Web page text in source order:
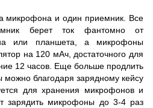
микрофона и один приемник. Все
берет ток фантомно от
или планшета, а микрофоны
на 120 мАч, достаточного для
12 часов. Еще больше продлить
можно благодаря зарядному кейсу
для хранения микрофонов и
зарядить микрофоны до 3-4 раз